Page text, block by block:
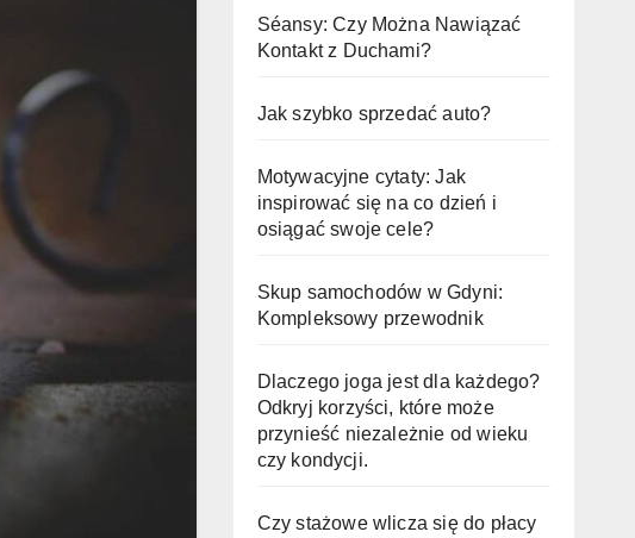
Séansy: Czy Można Nawiązać
Kontakt z Duchami?
Jak szybko sprzedać auto?
Motywacyjne cytaty: Jak
inspirować się na co dzień i
osiągać swoje cele?
Skup samochodów w Gdyni:
Kompleksowy przewodnik
Dlaczego joga jest dla każdego?
Odkryj korzyści, które może
przynieść niezależnie od wieku
czy kondycji.
Czy stażowe wlicza się do płacy